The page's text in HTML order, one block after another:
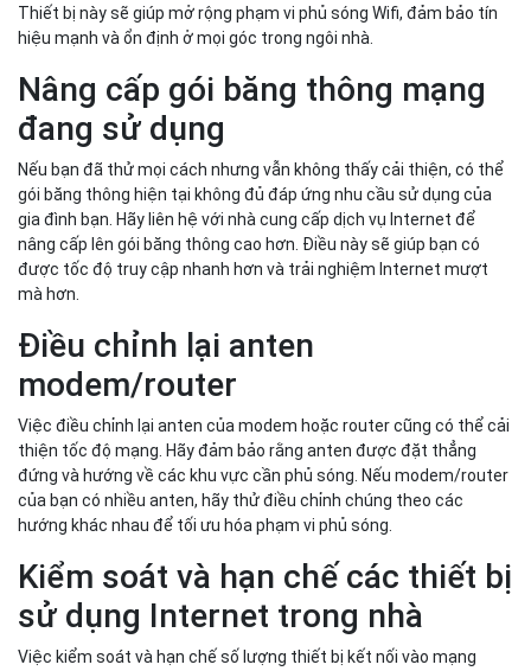
Thiết bị này sẽ giúp mở rộng phạm vi phủ sóng Wifi, đảm bảo tín
hiệu mạnh và ổn định ở mọi góc trong ngôi nhà.
Nâng cấp gói băng thông mạng
đang sử dụng
Nếu bạn đã thử mọi cách nhưng vẫn không thấy cải thiện, có thể
gói băng thông hiện tại không đủ đáp ứng nhu cầu sử dụng của
gia đình bạn. Hãy liên hệ với nhà cung cấp dịch vụ Internet để
nâng cấp lên gói băng thông cao hơn. Điều này sẽ giúp bạn có
được tốc độ truy cập nhanh hơn và trải nghiệm Internet mượt
mà hơn.
Điều chỉnh lại anten
modem/router
Việc điều chỉnh lại anten của modem hoặc router cũng có thể cải
thiện tốc độ mạng. Hãy đảm bảo rằng anten được đặt thẳng
đứng và hướng về các khu vực cần phủ sóng. Nếu modem/router
của bạn có nhiều anten, hãy thử điều chỉnh chúng theo các
hướng khác nhau để tối ưu hóa phạm vi phủ sóng.
Kiểm soát và hạn chế các thiết bị
sử dụng Internet trong nhà
Việc kiểm soát và hạn chế số lượng thiết bị kết nối vào mạng